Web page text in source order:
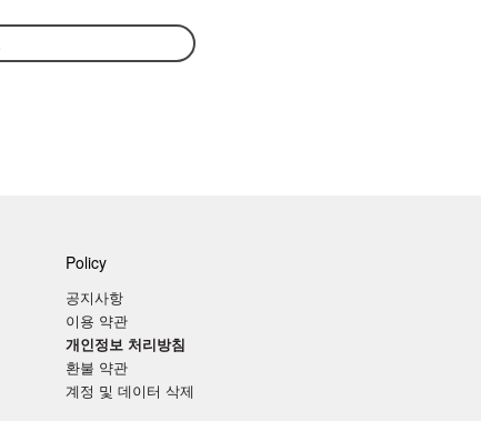
Policy
공지사항
이용 약관
개인정보 처리방침
환불 약관
계정 및 데이터 삭제